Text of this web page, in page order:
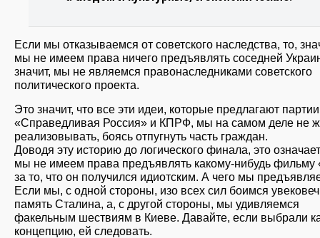
Если мы отказываемся от советского наследства, то,
мы не имеем права ничего предъявлять соседней
значит, мы не являемся правонаследниками советского
политического проекта.
Это значит, что все эти идеи, которые предлагают партии
«Справедливая Россия» и КПРФ, мы на самом деле не
реализовывать, боясь отпугнуть часть граждан.
Доводя эту историю до логического финала, это
мы не имеем права предъявлять какому-нибудь фильму
за то, что он получился идиотским. А чего мы
Если мы, с одной стороны, изо всех сил боимся
память Сталина, а, с другой стороны, мы удивляемся
факельным шествиям в Киеве. Давайте, если выбрали
концепцию, ей следовать.